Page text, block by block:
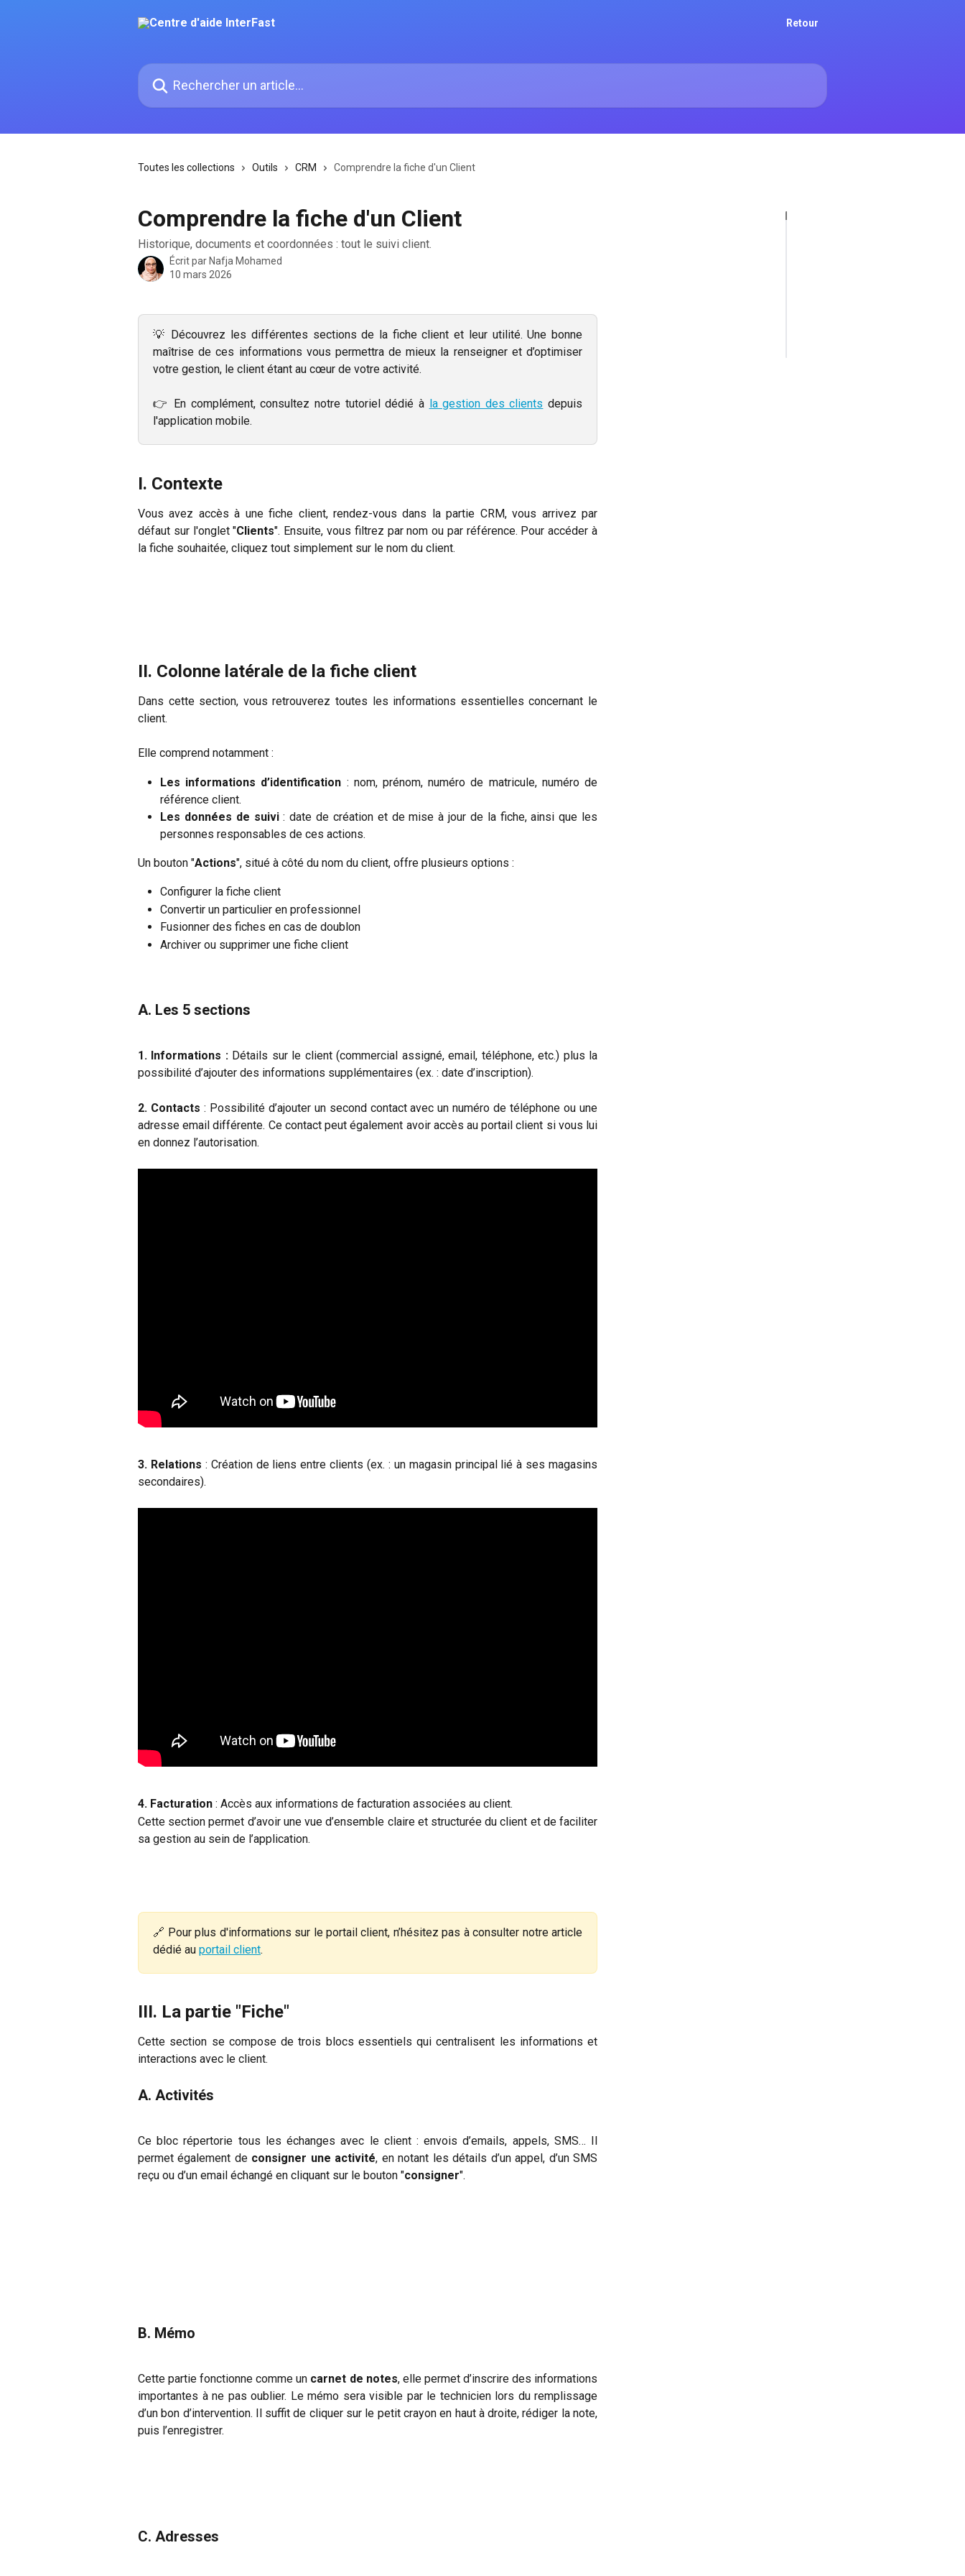
Retour
Rechercher un article...
Toutes les collections Outils CRM Comprendre la fiche d'un Client
Comprendre la fiche d'un Client
Historique, documents et coordonnées : tout le suivi client.
Écrit par Nafja Mohamed
10 mars 2026
💡 Découvrez les différentes sections de la fiche client et leur utilité. Une bonne
maîtrise de ces informations vous permettra de mieux la renseigner et d’optimiser
votre gestion, le client étant au cœur de votre activité.
👉 En complément, consultez notre tutoriel dédié à la gestion des clients depuis
l'application mobile.
I. Contexte
Vous avez accès à une fiche client, rendez-vous dans la partie CRM, vous arrivez par
défaut sur l'onglet "Clients". Ensuite, vous filtrez par nom ou par référence. Pour accéder à
la fiche souhaitée, cliquez tout simplement sur le nom du client.
II. Colonne latérale de la fiche client
Dans cette section, vous retrouverez toutes les informations essentielles concernant le
client.
Elle comprend notamment :
Les informations d’identification : nom, prénom, numéro de matricule, numéro de
référence client.
Les données de suivi: date de création et de mise à jour de la fiche, ainsi que les
personnes responsables de ces actions.
Un bouton "Actions", situé à côté du nom du client, offre plusieurs options :
Configurer la fiche client
Convertir un particulier en professionnel
Fusionner des fiches en cas de doublon
Archiver ou supprimer une fiche client
A. Les 5 sections
1. Informations : Détails sur le client (commercial assigné, email, téléphone, etc.) plus la
possibilité d’ajouter des informations supplémentaires (ex. : date d’inscription).
2. Contacts : Possibilité d’ajouter un second contact avec un numéro de téléphone ou une
adresse email différente. Ce contact peut également avoir accès au portail client si vous lui
en donnez l’autorisation.
3. Relations : Création de liens entre clients (ex. : un magasin principal lié à ses magasins
secondaires).
4. Facturation : Accès aux informations de facturation associées au client.
Cette section permet d’avoir une vue d’ensemble claire et structurée du client et de faciliter
sa gestion au sein de l’application.
🔗 Pour plus d'informations sur le portail client, n’hésitez pas à consulter notre article
dédié au portail client.
III. La partie "Fiche"
Cette section se compose de trois blocs essentiels qui centralisent les informations et
interactions avec le client.
A. Activités
Ce bloc répertorie tous les échanges avec le client : envois d’emails, appels, SMS… Il
permet également de consigner une activité, en notant les détails d’un appel, d’un SMS
reçu ou d’un email échangé en cliquant sur le bouton "consigner".
B. Mémo
Cette partie fonctionne comme un carnet de notes, elle permet d’inscrire des informations
importantes à ne pas oublier. Le mémo sera visible par le technicien lors du remplissage
d’un bon d’intervention. Il suffit de cliquer sur le petit crayon en haut à droite, rédiger la note,
puis l’enregistrer.
C. Adresses